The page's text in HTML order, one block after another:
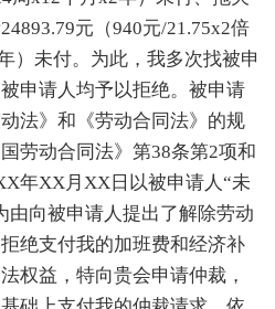
元（940元/21.75x2倍
）未付。为此，我多次找被申
申请人均予以拒绝。被申请
法》和《劳动合同法》的规
劳动合同法》第38条第2项和
年XX月XX日以被申请人“未
由向被申请人提出了解除劳动
绝支付我的加班费和经济补
权益，特向贵会申请仲裁，